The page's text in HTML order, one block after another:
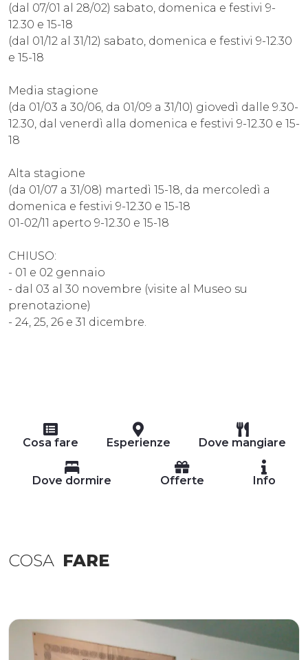
(dal 07/01 al 28/02) sabato, domenica e festivi 9-
12.30 e 15-18
(dal 01/12 al 31/12) sabato, domenica e festivi 9-12.30
e 15-18
Media stagione
(da 01/03 a 30/06, da 01/09 a 31/10) giovedì dalle 9.30-
12.30, dal venerdì alla domenica e festivi 9-12.30 e 15-
18
Alta stagione
(da 01/07 a 31/08) martedì 15-18, da mercoledì a
domenica e festivi 9-12.30 e 15-18
01-02/11 aperto 9-12.30 e 15-18
CHIUSO:
- 01 e 02 gennaio
- dal 03 al 30 novembre (visite al Museo su
prenotazione)
- 24, 25, 26 e 31 dicembre.
Cosa fare Esperienze Dove mangiare
Dove dormire Offerte Info
COSA FARE